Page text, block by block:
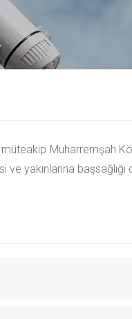
Muharremşah
yakınlarına başsağlığı